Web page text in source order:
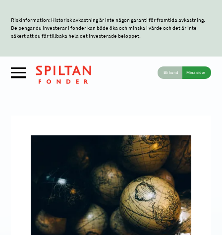
Riskinformation: Historisk avkastning är inte någon garanti för framtida avkastning.
De pengar du investerar i fonder kan både öka och minska i värde och det är inte
säkert att du får tillbaka hela det investerade beloppet.
Bli kund Mina sidor